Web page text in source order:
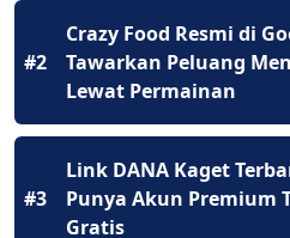
#2
Crazy Food Resmi di
Tawarkan Peluang
Lewat Permainan
#3
Link DANA Kaget
Punya Akun Premium
Gratis